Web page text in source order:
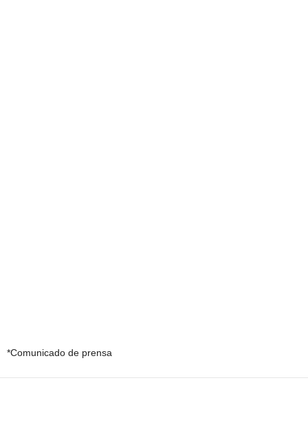
*Comunicado de prensa